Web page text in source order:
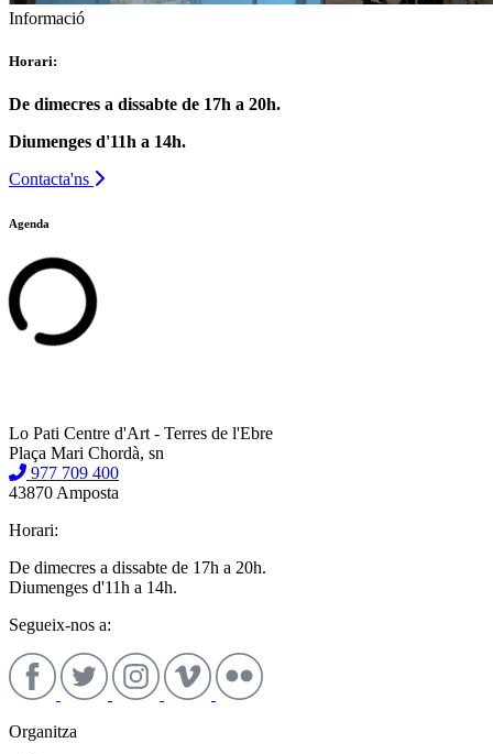
Informació
Horari:
De dimecres a dissabte de 17h a 20h.
Diumenges d'11h a 14h.
Contacta'ns
Agenda
Lo Pati Centre d'Art - Terres de l'Ebre
Plaça Mari Chordà, sn
977 709 400
43870 Amposta
Horari:
De dimecres a dissabte de 17h a 20h.
Diumenges d'11h a 14h.
Segueix-nos a:
Organitza